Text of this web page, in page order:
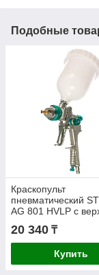
Подобные
Краскопульт
пневматический
AG 801 HVLP с
бачком 0.6л 57360
20 340 ₸
Купить